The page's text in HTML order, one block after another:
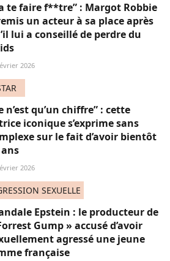
te faire f**tre” : Margot Robbie
un acteur à sa place après
lui a conseillé de perdre du
2026
n’est qu’un chiffre” : cette
iconique s’exprime sans
sur le fait d’avoir bientôt
2026
SEXUELLE
Epstein : le producteur de
Gump » accusé d’avoir
agressé une jeune
française